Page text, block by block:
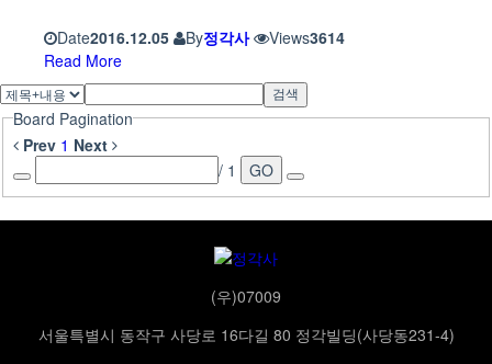
Date2016.12.05 By정각사 Views3614
Read More
검색
Board Pagination
Prev 1 Next
/ 1
GO
(우)07009
서울특별시 동작구 사당로 16다길 80 정각빌딩(사당동231-4)